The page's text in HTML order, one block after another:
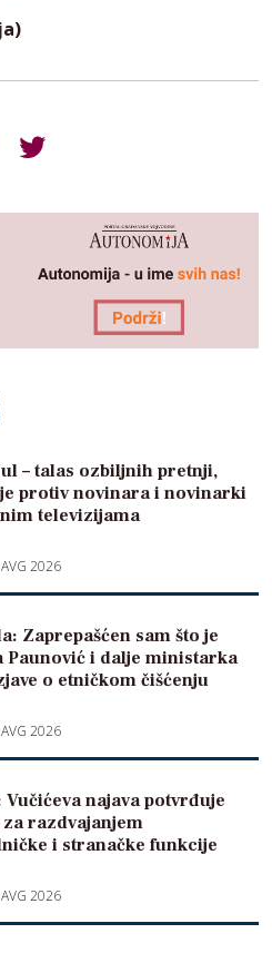
– talas ozbiljnih pretnji,
protiv novinara i novinarki
televizijama
2026
Zaprepašćen sam što je
Paunović i dalje ministarka
o etničkom čišćenju
2026
Vučićeva najava potvrđuje
razdvajanjem
i stranačke funkcije
2026